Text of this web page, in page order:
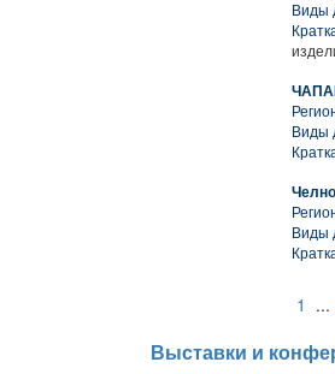
Виды
Виды
Виды
1 ...
Выставки и